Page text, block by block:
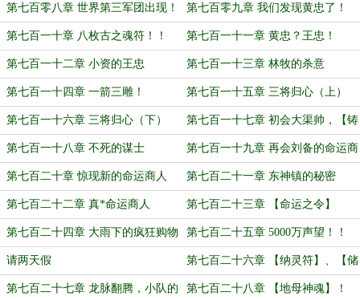
团】！
第七百零八章 世界第三军团出现！ 第七百零九章 我们发现黄忠了！
第七百一十章 八枚古之魂符！！ 第七百一十一章 黄忠？王忠！
第七百一十二章 小资的王忠 第七百一十三章 林牧的杀意
第七百一十四章 一箭三雕！ 第七百一十五章 三将归心（上）
第七百一十六章 三将归心（下） 第七百一十七章 初会大渠帅，【铸
令师】！
第七百一十八章 不死的谋士 第七百一十九章 再会刘备的命运商
人
第七百二十章 惊现新的命运商人 第七百二十一章 东神镇的秘密
第七百二十二章 真*命运商人 第七百二十三章 【命运之令】
第七百二十四章 大雨下的疯狂购物
与算计
第七百二十五章 5000万声望！！
请两天假 第七百二十六章 【纳灵符】、【储
运符】
第七百二十七章 龙脉翻腾，小队的 第七百二十八章 【地母神魂】！